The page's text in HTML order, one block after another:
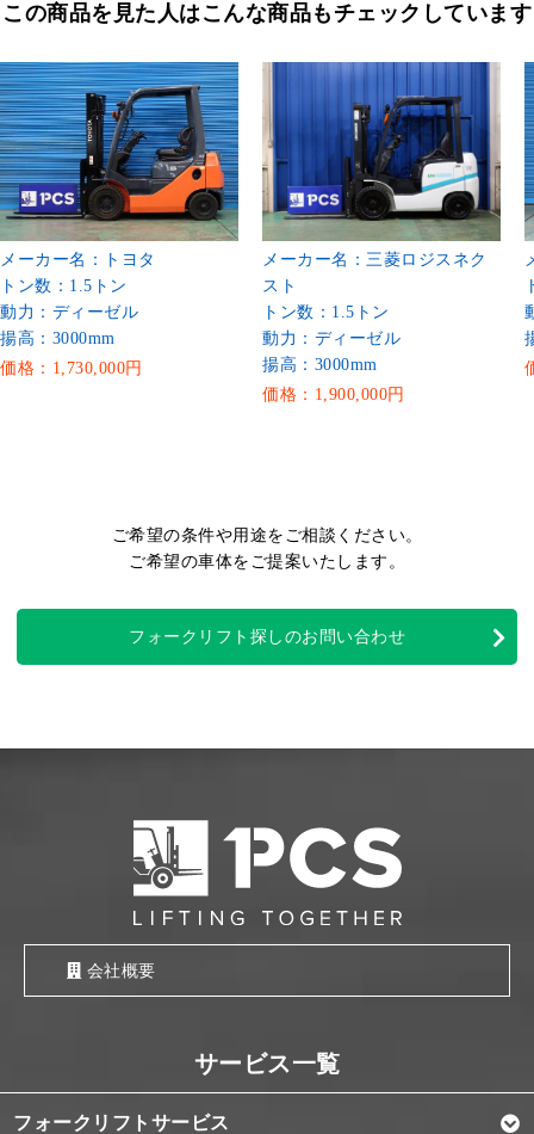
この商品を見た人はこんな商品もチェックしています
メーカー名：トヨタ
トン数：1.5トン
動力：ディーゼル
揚高：3000mm
価格：1,730,000円
メーカー名：三菱ロジスネク
スト
トン数：1.5トン
動力：ディーゼル
揚高：3000mm
価格：1,900,000円
ご希望の条件や用途をご相談ください。
ご希望の車体をご提案いたします。
フォークリフト探しのお問い合わせ
会社概要
フォークリフトサービス